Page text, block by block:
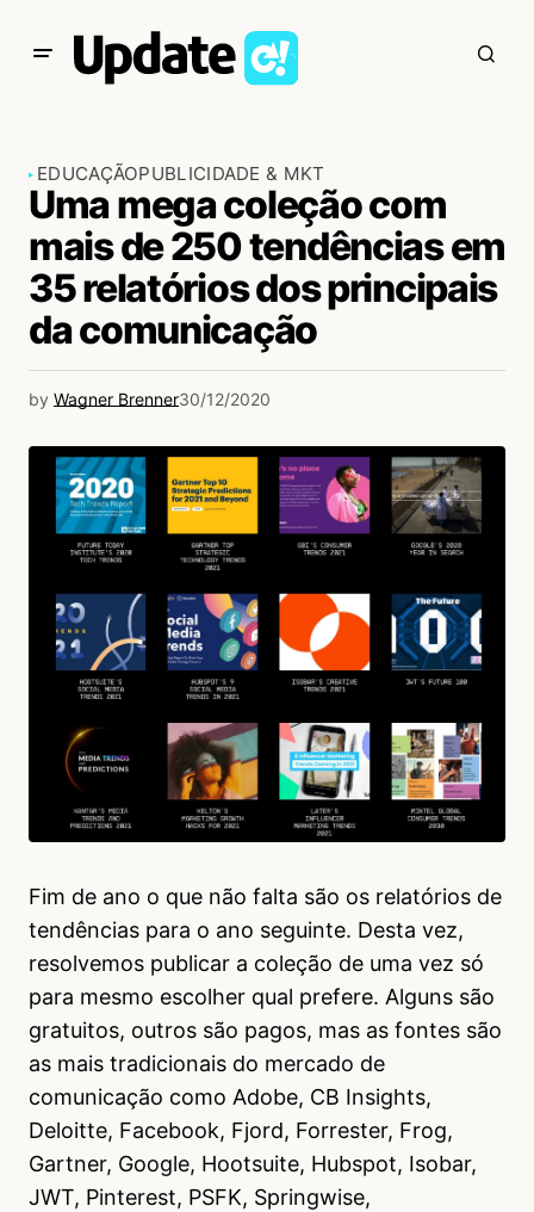
EDUCAÇÃOPUBLICIDADE & MKT
Uma mega coleção com
mais de 250 tendências em
35 relatórios dos principais
da comunicação
by Wagner Brenner30/12/2020
Fim de ano o que não falta são os relatórios de
tendências para o ano seguinte. Desta vez,
resolvemos publicar a coleção de uma vez só
para mesmo escolher qual prefere. Alguns são
gratuitos, outros são pagos, mas as fontes são
as mais tradicionais do mercado de
comunicação como Adobe, CB Insights,
Deloitte, Facebook, Fjord, Forrester, Frog,
Gartner, Google, Hootsuite, Hubspot, Isobar,
JWT, Pinterest, PSFK, Springwise,